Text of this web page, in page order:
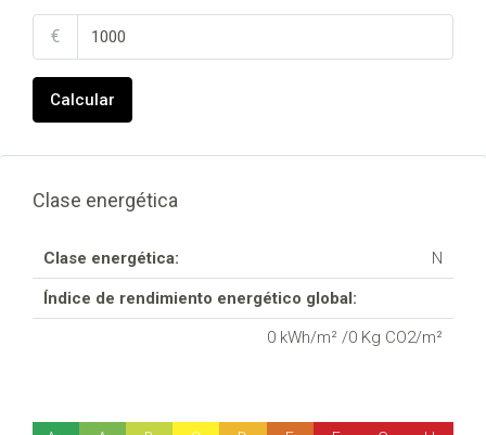
€
Calcular
Clase energética
Clase energética: N
Índice de rendimiento energético global:
0 kWh/m² /0 Kg CO2/m²